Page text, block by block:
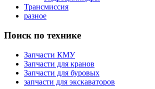
Трансмиссия
разное
Поиск по технике
Запчасти КМУ
Запчасти для кранов
Запчасти для буровых
запчасти для экскаваторов